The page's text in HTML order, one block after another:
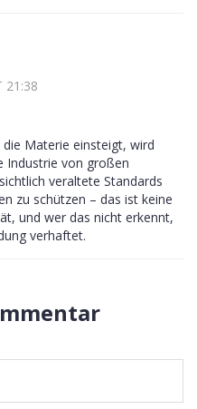
21:38
Materie einsteigt, wird
Industrie von großen
veraltete Standards
zu schützen – das ist keine
und wer das nicht erkennt,
verhaftet.